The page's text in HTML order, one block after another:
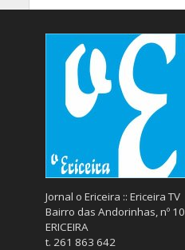
Jornal o Ericeira :: Ericeira TV
Bairro das Andorinhas, nº 10
ERICEIRA
t. 261 863 642